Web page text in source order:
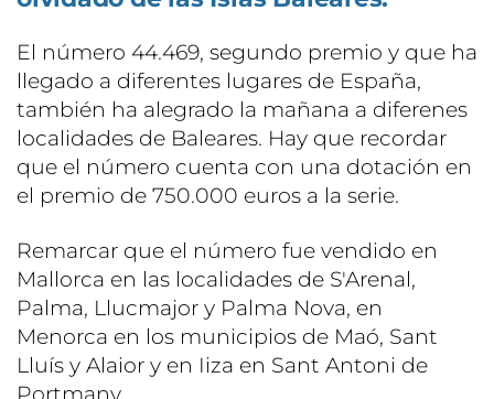
El número 44.469, segundo premio y que ha
llegado a diferentes lugares de España,
también ha alegrado la mañana a diferenes
localidades de Baleares. Hay que recordar
que el número cuenta con una dotación en
el premio de 750.000 euros a la serie.
Remarcar que el número fue vendido en
Mallorca en las localidades de S'Arenal,
Palma, Llucmajor y Palma Nova, en
Menorca en los municipios de Maó, Sant
Lluís y Alaior y en Iiza en Sant Antoni de
Portmany.